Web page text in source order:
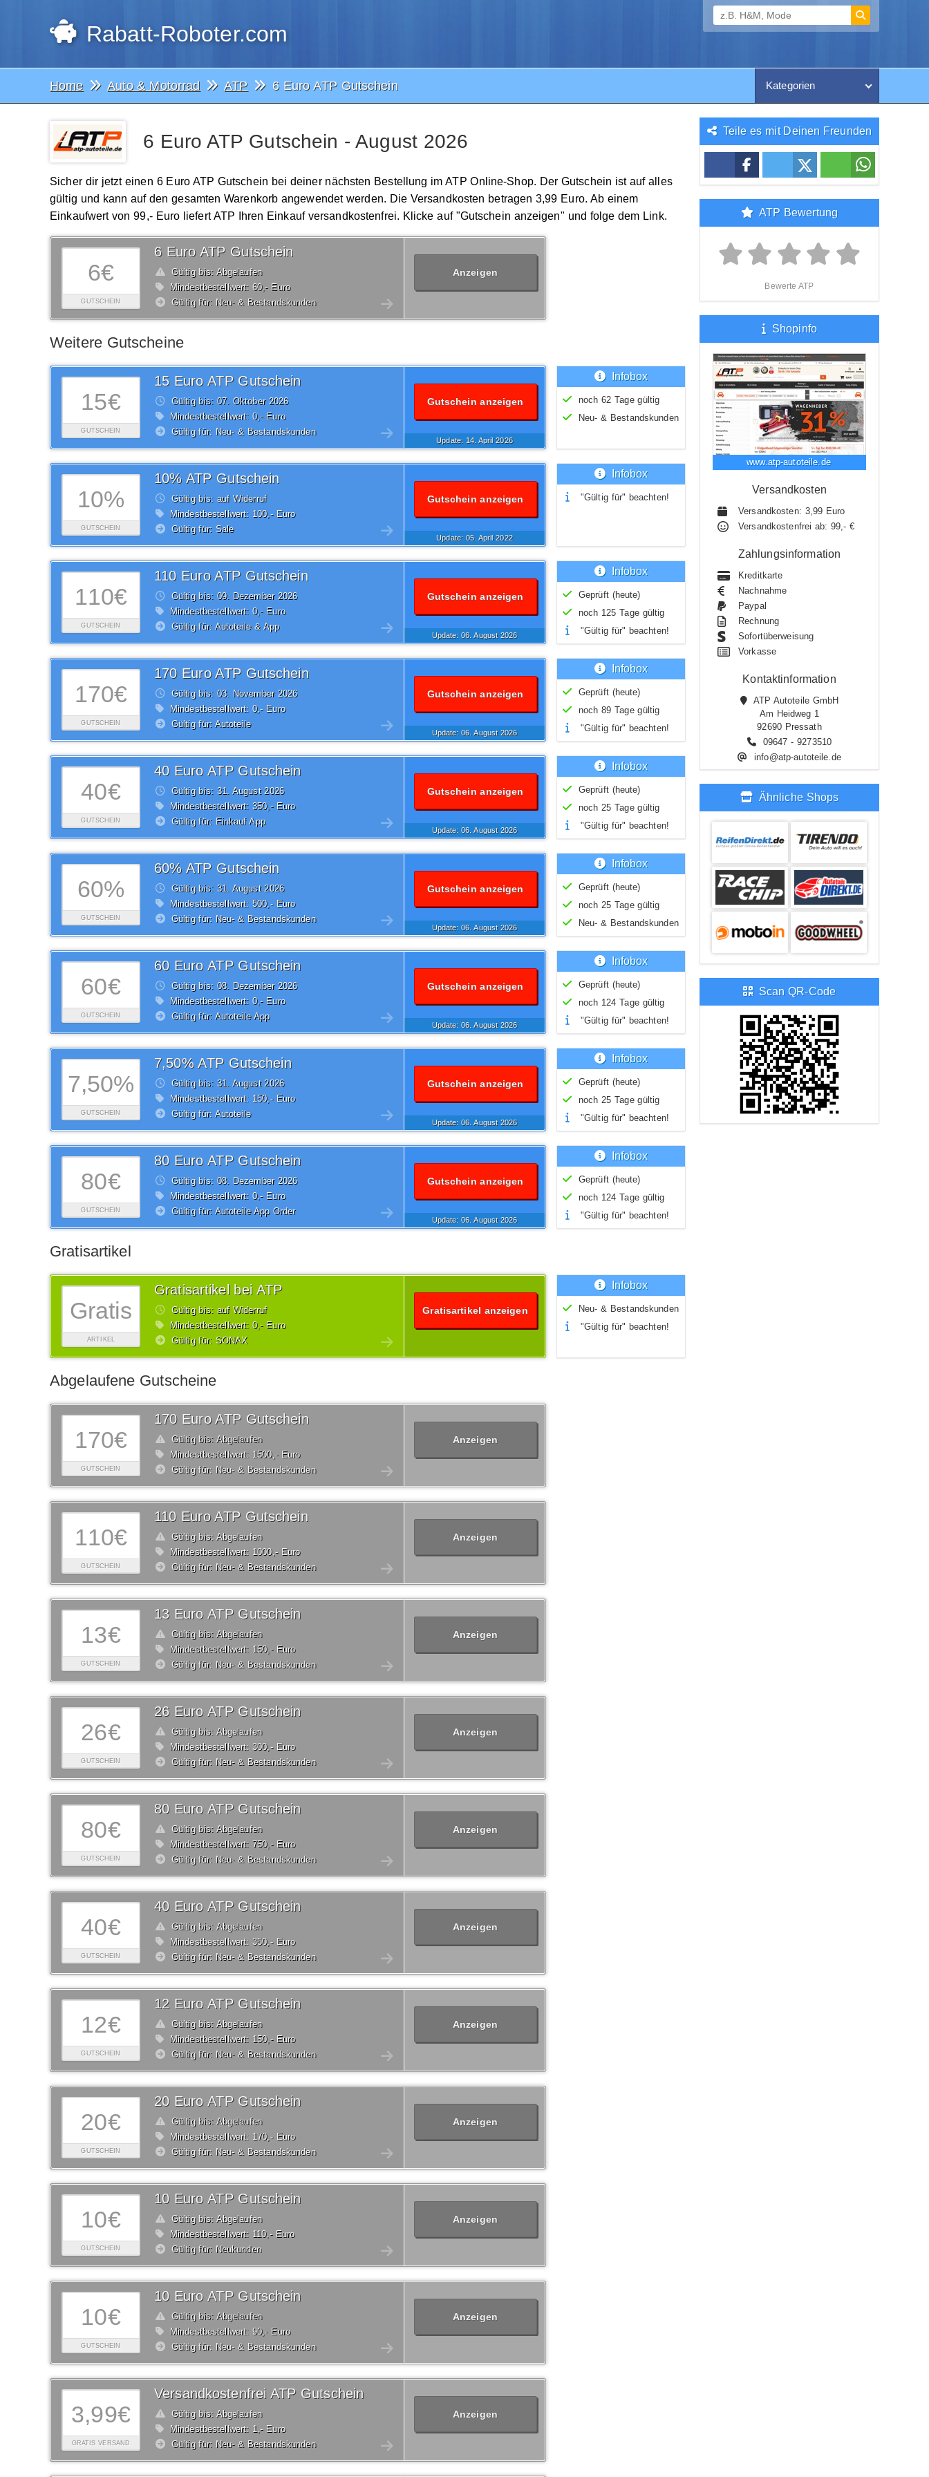
Rabatt-Roboter.com
Home Auto & Motorrad ATP 6 Euro ATP Gutschein Kategorien
6 Euro ATP Gutschein - August 2026
Sicher dir jetzt einen 6 Euro ATP Gutschein bei deiner nächsten Bestellung im ATP Online-Shop. Der Gutschein ist auf alles
gültig und kann auf den gesamten Warenkorb angewendet werden. Die Versandkosten betragen 3,99 Euro. Ab einem
Einkaufwert von 99,- Euro liefert ATP Ihren Einkauf versandkostenfrei. Klicke auf "Gutschein anzeigen" und folge dem Link.
6€
GUTSCHEIN
6 Euro ATP Gutschein
Gültig bis: Abgelaufen
Mindestbestellwert: 60,- Euro
Gültig für: Neu- & Bestandskunden
Anzeigen
Weitere Gutscheine
15€
GUTSCHEIN
15 Euro ATP Gutschein
Gültig bis: 07. Oktober2026
Mindestbestellwert: 0,- Euro
Gültig für: Neu- & Bestandskunden
Gutschein anzeigen
Update: 14. April2026
Infobox
noch 62 Tage gültig
Neu- & Bestandskunden
10%
GUTSCHEIN
10% ATP Gutschein
Gültig bis: auf Widerruf
Mindestbestellwert: 100,- Euro
Gültig für: Sale
Gutschein anzeigen
Update: 05. April2022
Infobox
"Gültig für" beachten!
110€
GUTSCHEIN
110 Euro ATP Gutschein
Gültig bis: 09. Dezember2026
Mindestbestellwert: 0,- Euro
Gültig für: Autoteile & App
Gutschein anzeigen
Update: 06.August2026
Infobox
Geprüft (heute)
noch 125 Tage gültig
"Gültig für" beachten!
170€
GUTSCHEIN
170 Euro ATP Gutschein
Gültig bis: 03. November2026
Mindestbestellwert: 0,- Euro
Gültig für: Autoteile
Gutschein anzeigen
Update: 06.August2026
Infobox
Geprüft (heute)
noch 89 Tage gültig
"Gültig für" beachten!
40€
GUTSCHEIN
40 Euro ATP Gutschein
Gültig bis: 31. August2026
Mindestbestellwert: 350,- Euro
Gültig für: Einkauf App
Gutschein anzeigen
Update: 06.August2026
Infobox
Geprüft (heute)
noch 25 Tage gültig
"Gültig für" beachten!
60%
GUTSCHEIN
60% ATP Gutschein
Gültig bis: 31. August2026
Mindestbestellwert: 500,- Euro
Gültig für: Neu- & Bestandskunden
Gutschein anzeigen
Update: 06.August2026
Infobox
Geprüft (heute)
noch 25 Tage gültig
Neu- & Bestandskunden
60€
GUTSCHEIN
60 Euro ATP Gutschein
Gültig bis: 08. Dezember2026
Mindestbestellwert: 0,- Euro
Gültig für: Autoteile App
Gutschein anzeigen
Update: 06.August2026
Infobox
Geprüft (heute)
noch 124 Tage gültig
"Gültig für" beachten!
7,50%
GUTSCHEIN
7,50% ATP Gutschein
Gültig bis: 31. August2026
Mindestbestellwert: 150,- Euro
Gültig für: Autoteile
Gutschein anzeigen
Update: 06.August2026
Infobox
Geprüft (heute)
noch 25 Tage gültig
"Gültig für" beachten!
80€
GUTSCHEIN
80 Euro ATP Gutschein
Gültig bis: 08. Dezember2026
Mindestbestellwert: 0,- Euro
Gültig für: Autoteile App Order
Gutschein anzeigen
Update: 06.August2026
Infobox
Geprüft (heute)
noch 124 Tage gültig
"Gültig für" beachten!
Gratisartikel
Gratis
ARTIKEL
Gratisartikel bei ATP
Gültig bis: auf Widerruf
Mindestbestellwert: 0,- Euro
Gültig für: SONAX
Gratisartikel anzeigen
Infobox
Neu- & Bestandskunden
"Gültig für" beachten!
Abgelaufene Gutscheine
170€
GUTSCHEIN
170 Euro ATP Gutschein
Gültig bis: Abgelaufen
Mindestbestellwert: 1500,- Euro
Gültig für: Neu- & Bestandskunden
Anzeigen
110€
GUTSCHEIN
110 Euro ATP Gutschein
Gültig bis: Abgelaufen
Mindestbestellwert: 1000,- Euro
Gültig für: Neu- & Bestandskunden
Anzeigen
13€
GUTSCHEIN
13 Euro ATP Gutschein
Gültig bis: Abgelaufen
Mindestbestellwert: 150,- Euro
Gültig für: Neu- & Bestandskunden
Anzeigen
26€
GUTSCHEIN
26 Euro ATP Gutschein
Gültig bis: Abgelaufen
Mindestbestellwert: 300,- Euro
Gültig für: Neu- & Bestandskunden
Anzeigen
80€
GUTSCHEIN
80 Euro ATP Gutschein
Gültig bis: Abgelaufen
Mindestbestellwert: 750,- Euro
Gültig für: Neu- & Bestandskunden
Anzeigen
40€
GUTSCHEIN
40 Euro ATP Gutschein
Gültig bis: Abgelaufen
Mindestbestellwert: 350,- Euro
Gültig für: Neu- & Bestandskunden
Anzeigen
12€
GUTSCHEIN
12 Euro ATP Gutschein
Gültig bis: Abgelaufen
Mindestbestellwert: 150,- Euro
Gültig für: Neu- & Bestandskunden
Anzeigen
20€
GUTSCHEIN
20 Euro ATP Gutschein
Gültig bis: Abgelaufen
Mindestbestellwert: 170,- Euro
Gültig für: Neu- & Bestandskunden
Anzeigen
10€
GUTSCHEIN
10 Euro ATP Gutschein
Gültig bis: Abgelaufen
Mindestbestellwert: 110,- Euro
Gültig für: Neukunden
Anzeigen
10€
GUTSCHEIN
10 Euro ATP Gutschein
Gültig bis: Abgelaufen
Mindestbestellwert: 90,- Euro
Gültig für: Neu- & Bestandskunden
Anzeigen
3,99€
GRATIS VERSAND
Versandkostenfrei ATP Gutschein
Gültig bis: Abgelaufen
Mindestbestellwert: 1,- Euro
Gültig für: Neu- & Bestandskunden
Anzeigen
Teile es mit Deinen Freunden
ATP Bewertung
Bewerte ATP
Shopinfo
www.atp-autoteile.de
Versandkosten
Versandkosten: 3,99 Euro
Versandkostenfrei ab: 99,- €
Zahlungsinformation
Kreditkarte
Nachnahme
Paypal
Rechnung
Sofortüberweisung
Vorkasse
Kontaktinformation
ATP Autoteile GmbH
Am Heidweg 1
92690 Pressath
09647 - 9273510
info@atp-autoteile.de
Ähnliche Shops
Scan QR-Code